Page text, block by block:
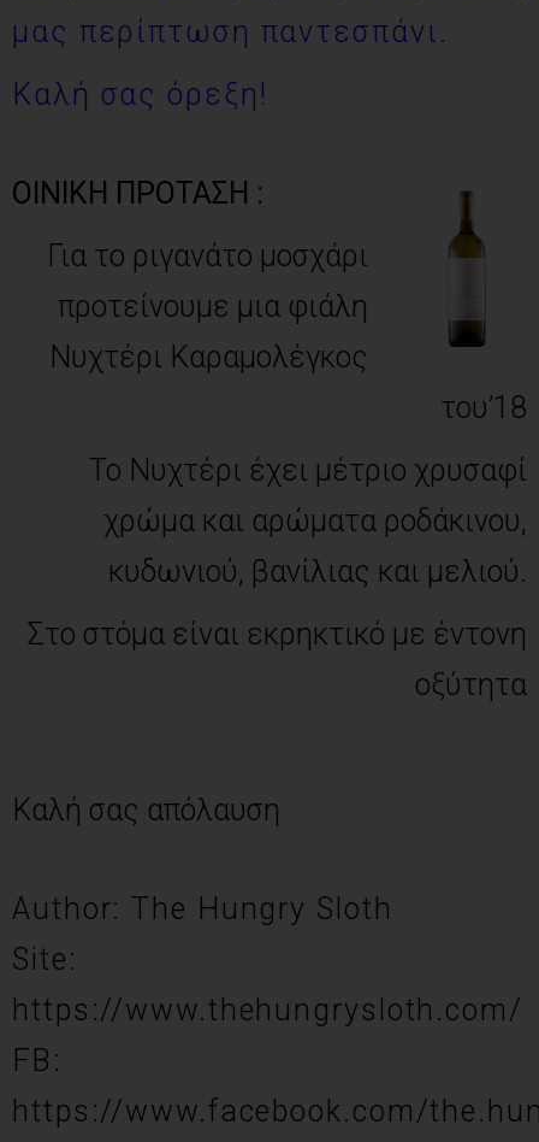
μας περίπτωση παντεσπάνι.
Καλή σας όρεξη!
ΟΙΝΙΚΗ ΠΡΟΤΑΣΗ :
Για το ριγανάτο μοσχάρι
προτείνουμε μια φιάλη
Νυχτέρι Καραμολέγκος
του’18
Το Νυχτέρι έχει μέτριο χρυσαφί
χρώμα και αρώματα ροδάκινου,
κυδωνιού, βανίλιας και μελιού.
Στο στόμα είναι εκρηκτικό με έντονη
οξύτητα
Καλή σας απόλαυση
Author: The Hungry Sloth
Site:
https://www.thehungrysloth.com/
FB:
https://www.facebook.com/